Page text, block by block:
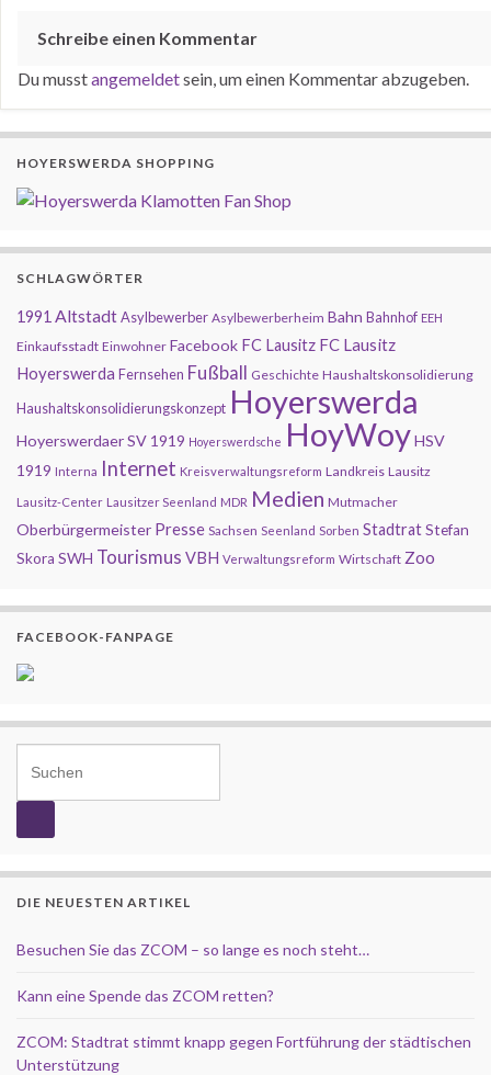
Schreibe einen Kommentar
Du musstangemeldetsein, um einen Kommentar abzugeben.
HOYERSWERDA SHOPPING
SCHLAGWÖRTER
1991 AltstadtAsylbewerber Asylbewerberheim Bahn Bahnhof EEH
Einkaufsstadt Einwohner Facebook FC Lausitz FC Lausitz
Hoyerswerda Fernsehen Fußball Geschichte Haushaltskonsolidierung
Haushaltskonsolidierungskonzept Hoyerswerda
Hoyerswerdaer SV 1919 Hoyerswerdsche HoyWoyHSV
1919 Interna Internet Kreisverwaltungsreform Landkreis Lausitz
Lausitz-Center Lausitzer Seenland MDR Medien Mutmacher
Oberbürgermeister Presse Sachsen Seenland Sorben StadtratStefan
Skora SWH Tourismus VBH Verwaltungsreform Wirtschaft Zoo
FACEBOOK-FANPAGE
DIE NEUESTEN ARTIKEL
Besuchen Sie das ZCOM – so lange es noch steht…
Kann eine Spende das ZCOM retten?
ZCOM: Stadtrat stimmt knapp gegen Fortführung der städtischen
Unterstützung